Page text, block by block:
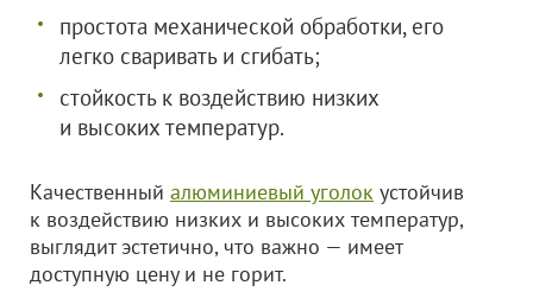
простота механической обработки, его
легко сваривать и сгибать;
стойкость к воздействию низких
и высоких температур.
Качественный алюминиевый уголок устойчив
к воздействию низких и высоких температур,
выглядит эстетично, что важно — имеет
доступную цену и не горит.